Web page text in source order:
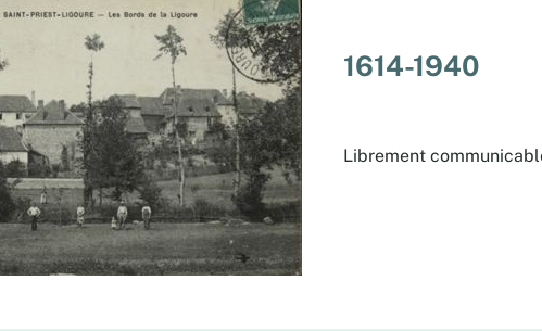
1614-1940
Librement